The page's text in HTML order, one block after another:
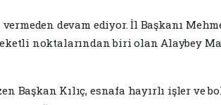
devam ediyor. İl Başkanı
noktalarından biri olan Alaybey
Başkan Kılıç, esnafa hayırlı işler ve